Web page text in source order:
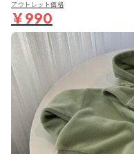
アウトレット価格
￥990